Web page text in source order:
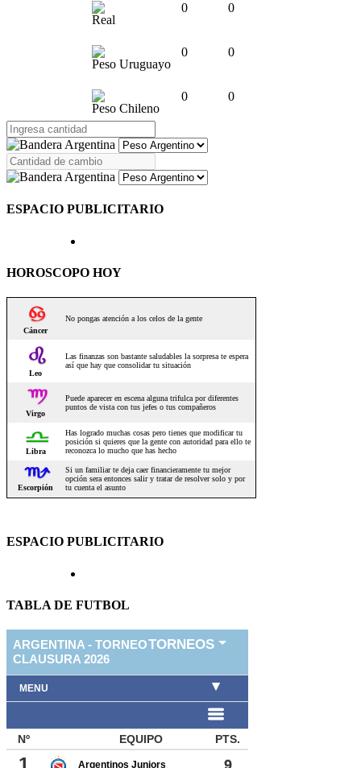
Real
0 0
Peso Uruguayo
0 0
Peso Chileno
0 0
ESPACIO PUBLICITARIO
HOROSCOPO HOY
ESPACIO PUBLICITARIO
TABLA DE FUTBOL